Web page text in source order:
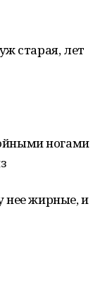
старая, лет
ногами
нее жирные, и